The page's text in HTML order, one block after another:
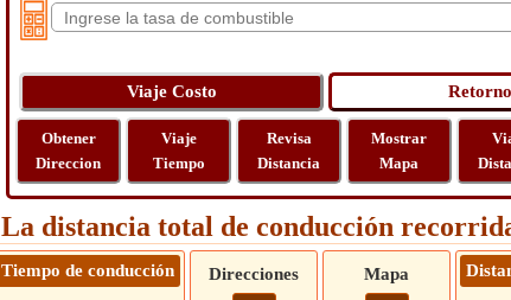
Obtener
Direccion
Viaje
Tiempo
Revisa
Distancia
Mostrar
Mapa
La distancia total de conducción
Tiempo de conducción Direcciones Mapa